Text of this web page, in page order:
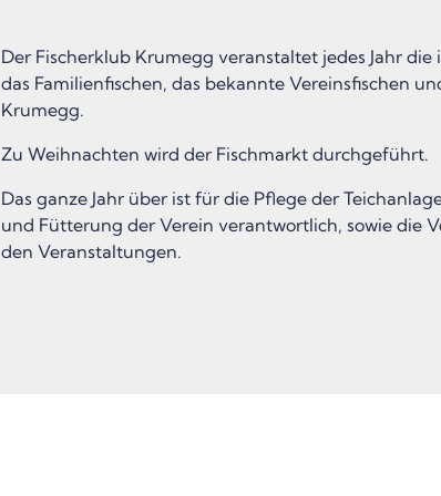
Der Fischerklub Krumegg veranstaltet jedes Jahr
das Familienfischen, das bekannte Vereinsfischen
Krumegg.
Zu Weihnachten wird der Fischmarkt durchgeführt.
Das ganze Jahr über ist für die Pflege der
und Fütterung der Verein verantwortlich, sowie die
den Veranstaltungen.